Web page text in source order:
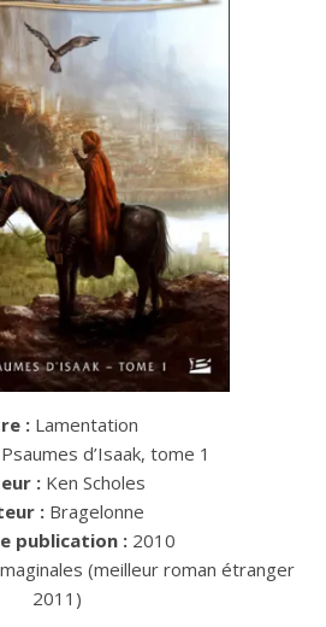
: Lamentation
d’Isaak, tome 1
: Ken Scholes
: Bragelonne
publication : 2010
(meilleur roman étranger
2011)